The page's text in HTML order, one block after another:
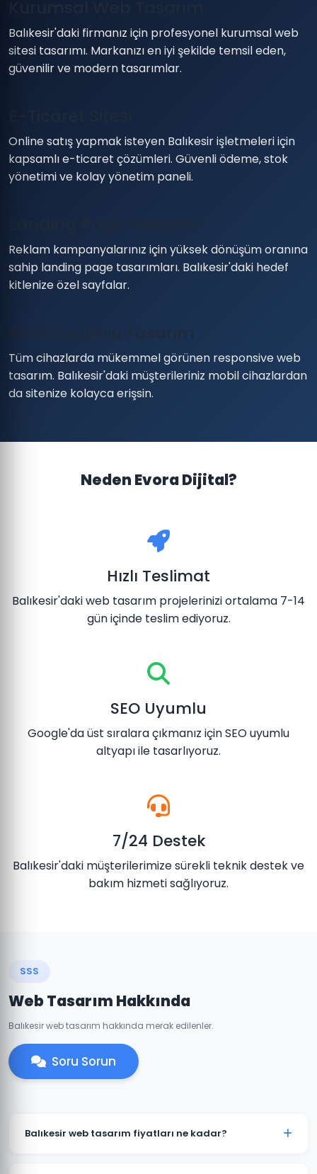
Balıkesir'daki firmanız için profesyonel kurumsal web
sitesi tasarımı. Markanızı en iyi şekilde temsil eden,
güvenilir ve modern tasarımlar.
Online satış yapmak isteyen Balıkesir işletmeleri için
kapsamlı e-ticaret çözümleri. Güvenli ödeme, stok
yönetimi ve kolay yönetim paneli.
Reklam kampanyalarınız için yüksek dönüşüm oranına
sahip landing page tasarımları. Balıkesir'daki hedef
kitlenize özel sayfalar.
Mobil Uyumlu Tasarım
Tüm cihazlarda mükemmel görünen responsive web
tasarım. Balıkesir'daki müşterileriniz mobil cihazlardan
da sitenize kolayca erişsin.
Neden Evora Dijital?
Hızlı Teslimat
Balıkesir'daki web tasarım projelerinizi ortalama 7-14
gün içinde teslim ediyoruz.
SEO Uyumlu
Google'da üst sıralara çıkmanız için SEO uyumlu
altyapı ile tasarlıyoruz.
7/24 Destek
Balıkesir'daki müşterilerimize sürekli teknik destek ve
bakım hizmeti sağlıyoruz.
SSS
Web Tasarım Hakkında
Balıkesir web tasarım hakkında merak edilenler.
Soru Sorun
Balıkesir web tasarım fiyatları ne kadar?